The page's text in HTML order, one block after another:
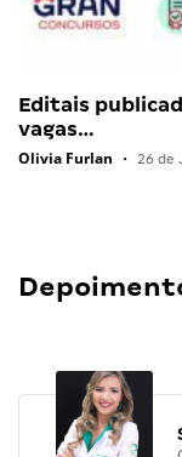
Editais
vagas…
Olivia Furlan • 26 de